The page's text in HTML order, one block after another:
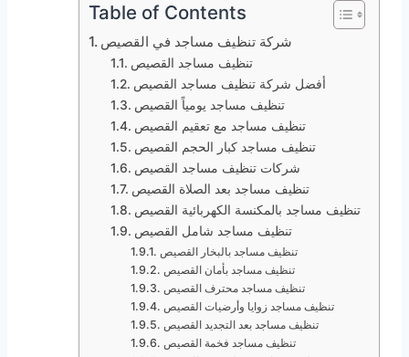
Table of Contents
شركة تنظيف مساجد في القصيص
تنظيف مساجد القصيص
أفضل شركة تنظيف مساجد القصيص
تنظيف مساجد يومياً القصيص
تنظيف مساجد مع تعقيم القصيص
تنظيف مساجد كبار الحجم القصيص
شركات تنظيف مساجد القصيص
تنظيف مساجد بعد الصلاة القصيص
تنظيف مساجد بالمكنسة الكهربائية القصيص
تنظيف مساجد شامل القصيص
تنظيف مساجد بالبخار القصيص
تنظيف مساجد بأمان القصيص
تنظيف مساجد محترف القصيص
تنظيف مساجد زوايا وأرضيات القصيص
تنظيف مساجد بعد التجديد القصيص
تنظيف مساجد فخمة القصيص